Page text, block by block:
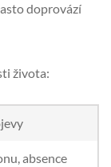
doprovází
života:
absence